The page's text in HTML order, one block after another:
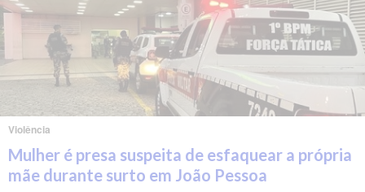
Violência
Mulher é presa suspeita de esfaquear a própria
mãe durante surto em João Pessoa